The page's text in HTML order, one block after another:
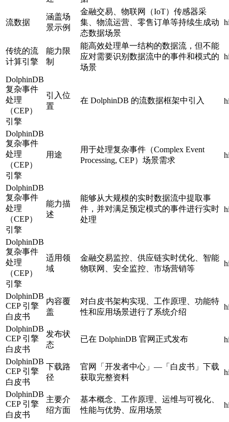
流数据
涵盖场
景示例
金融交易、物联网（IoT）传感器采
集、物流运营、零售订单等持续生成动
态数据场景
传统的流
计算引擎
能力限
制
能高效处理单一结构的数据流，但不能
应对需要识别数据流中的事件和模式的
场景
DolphinDB
复杂事件
处理
（CEP）
引擎
引入位
置
在 DolphinDB 的流数据框架中引入
DolphinDB
复杂事件
处理
（CEP）
引擎
用途
用于处理复杂事件（Complex Event
Processing, CEP）场景需求
DolphinDB
复杂事件
处理
（CEP）
引擎
能力描
述
能够从大规模的实时数据流中提取事
件，并对满足预定模式的事件进行实时
处理
DolphinDB
复杂事件
处理
（CEP）
引擎
适用领
域
金融交易监控、供应链实时优化、智能
物联网、安全监控、市场营销等
DolphinDB
CEP 引擎
白皮书
内容覆
盖
对白皮书架构实现、工作原理、功能特
性和应用场景进行了系统介绍
DolphinDB
CEP 引擎
白皮书
发布状
态
已在 DolphinDB 官网正式发布
DolphinDB
CEP 引擎
白皮书
下载路
径
官网「开发者中心」—「白皮书」下载
获取完整资料
DolphinDB
CEP 引擎
白皮书
主要介
绍方面
基本概念、工作原理、运维与可视化、
性能与优势、应用场景